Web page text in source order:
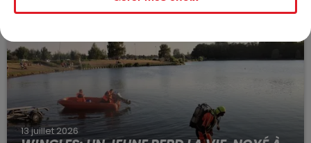
Selon les premiers éléments, le logement servait
13 juillet 2026